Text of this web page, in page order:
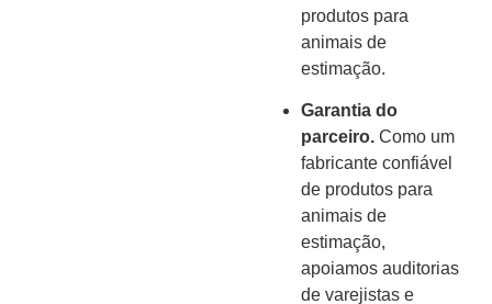
produtos para
animais de
estimação.
Garantia do
parceiro. Como um
fabricante confiável
de produtos para
animais de
estimação,
apoiamos auditorias
de varejistas e